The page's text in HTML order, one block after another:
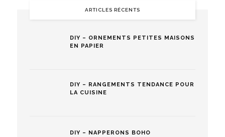
ARTICLES RÉCENTS
DIY – ORNEMENTS PETITES MAISONS
EN PAPIER
DIY – RANGEMENTS TENDANCE POUR
LA CUISINE
DIY – NAPPERONS BOHO